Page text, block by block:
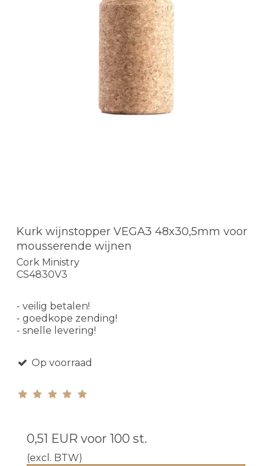
Kurk wijnstopper VEGA3 48x30,5mm voor
mousserende wijnen
Cork Ministry
CS4830V3
- veilig betalen!
- goedkope zending!
- snelle levering!
Op voorraad
0,51 EUR voor 100 st.
(excl. BTW)